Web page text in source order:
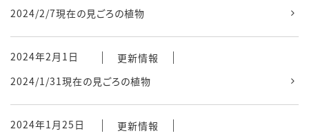
2024/2/7現在の見ごろの植物
2024年2月1日
更新情報
2024/1/31現在の見ごろの植物
2024年1月25日
更新情報